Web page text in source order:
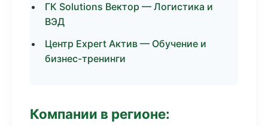
ГК Solutions Вектор — Логистика и
ВЭД
Центр Expert Актив — Обучение и
бизнес-тренинги
Компании в регионе: